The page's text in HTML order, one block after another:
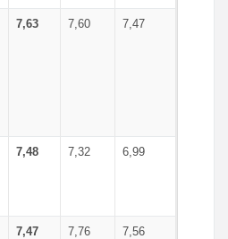
7,63 7,60 7,47
7,48 7,32 6,99
7,47 7,76 7,56